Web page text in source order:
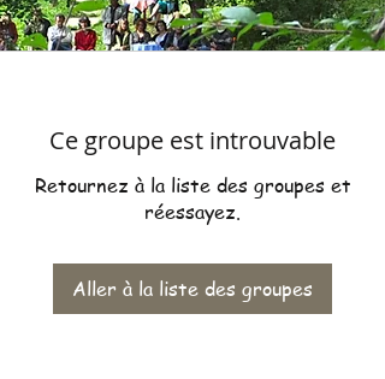
Ce groupe est introuvable
Retournez à la liste des groupes et
réessayez.
Aller à la liste des groupes